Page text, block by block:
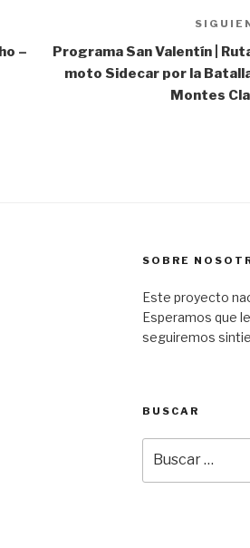
–
Programa San Valentín |
moto Sidecar por la
Montes
SOBRE
Este proyecto
Esperamos que
seguiremos
BUSCAR
por: